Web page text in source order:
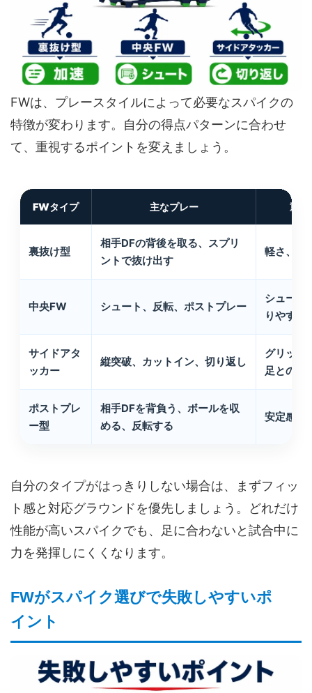
FWは、プレースタイルによって必要なスパイクの
特徴が変わります。自分の得点パターンに合わせ
て、重視するポイントを変えましょう。
FWタイプ 主なプレー 重視
裏抜け型
相手DFの背後を取る、スプリ
ントで抜け出す
軽さ、加
中央FW シュート、反転、ポストプレー
シュート
りやすさ
サイドアタ
ッカー
縦突破、カットイン、切り返し
グリップ
足との一
ポストプレ
ー型
相手DFを背負う、ボールを収
める、反転する
安定感、
自分のタイプがはっきりしない場合は、まずフィッ
ト感と対応グラウンドを優先しましょう。どれだけ
性能が高いスパイクでも、足に合わないと試合中に
力を発揮しにくくなります。
FWがスパイク選びで失敗しやすいポ
イント